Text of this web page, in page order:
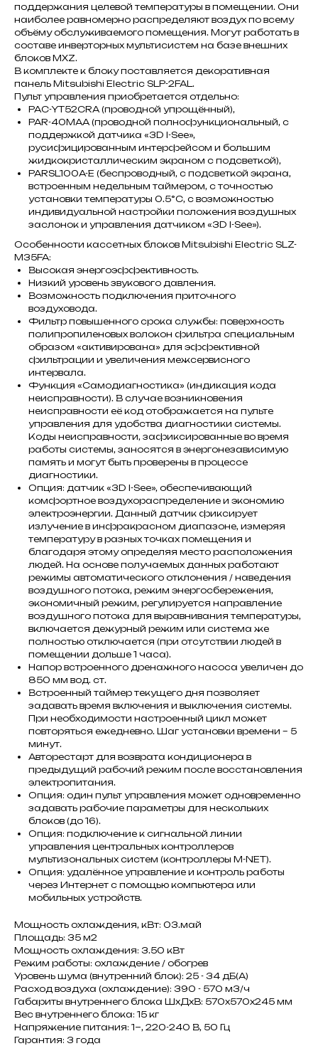
поддержания целевой температуры в помещении. Они
наиболее равномерно распределяют воздух по всему
объёму обслуживаемого помещения. Могут работать в
составе инверторных мультисистем на базе внешних
блоков MXZ.
В комплекте к блоку поставляется декоративная
панель Mitsubishi Electric SLP-2FAL.
Пульт управления приобретается отдельно:
PAC-YT52CRA (проводной упрощённый),
PAR-40MAA (проводной полнофункциональный, с
поддержкой датчика «3D I-See»,
русифицированным интерфейсом и большим
жидкокристаллическим экраном с подсветкой),
PARSL100A-E (беспроводный, с подсветкой экрана,
встроенным недельным таймером, с точностью
установки температуры 0.5°С, с возможностью
индивидуальной настройки положения воздушных
заслонок и управления датчиком «3D I-See»).
Особенности кассетных блоков Mitsubishi Electric SLZ-
M35FA:
Высокая энергоэффективность.
Низкий уровень звукового давления.
Возможность подключения приточного
воздуховода.
Фильтр повышенного срока службы: поверхность
полипропиленовых волокон фильтра специальным
образом «активирована» для эффективной
фильтрации и увеличения межсервисного
интервала.
Функция «Самодиагностика» (индикация кода
неисправности). В случае возникновения
неисправности её код отображается на пульте
управления для удобства диагностики системы.
Коды неисправности, зафиксированные во время
работы системы, заносятся в энергонезависимую
память и могут быть проверены в процессе
диагностики.
Опция: датчик «3D I-See», обеспечивающий
комфортное воздухораспределение и экономию
электроэнергии. Данный датчик фиксирует
излучение в инфракрасном диапазоне, измеряя
температуру в разных точках помещения и
благодаря этому определяя место расположения
людей. На основе получаемых данных работают
режимы автоматического отклонения / наведения
воздушного потока, режим энергосбережения,
экономичный режим, регулируется направление
воздушного потока для выравнивания температуры,
включается дежурный режим или система же
полностью отключается (при отсутствии людей в
помещении дольше 1 часа).
Напор встроенного дренажного насоса увеличен до
850 мм вод. ст.
Встроенный таймер текущего дня позволяет
задавать время включения и выключения системы.
При необходимости настроенный цикл может
повторяться ежедневно. Шаг установки времени – 5
минут.
Авторестарт для возврата кондиционера в
предыдущий рабочий режим после восстановления
электропитания.
Опция: один пульт управления может одновременно
задавать рабочие параметры для нескольких
блоков (до 16).
Опция: подключение к сигнальной линии
управления центральных контроллеров
мультизональных систем (контроллеры M-NET).
Опция: удалённое управление и контроль работы
через Интернет с помощью компьютера или
мобильных устройств.
Мощность охлаждения, кВт: 03.май
Площадь: 35 м2
Мощность охлаждения: 3.50 кВт
Режим работы: охлаждение / обогрев
Уровень шума (внутренний блок): 25 - 34 дБ(А)
Расход воздуха (охлаждение): 390 - 570 м3/ч
Габариты внутреннего блока ШxДxВ: 570x570x245 мм
Вес внутреннего блока: 15 кг
Напряжение питания: 1~, 220-240 В, 50 Гц
Гарантия: 3 года